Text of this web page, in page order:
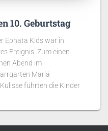
10. Geburtstag
Ephata Kids war in
Ereignis: Zum einen
Abend im
Mariä
führten die Kinder